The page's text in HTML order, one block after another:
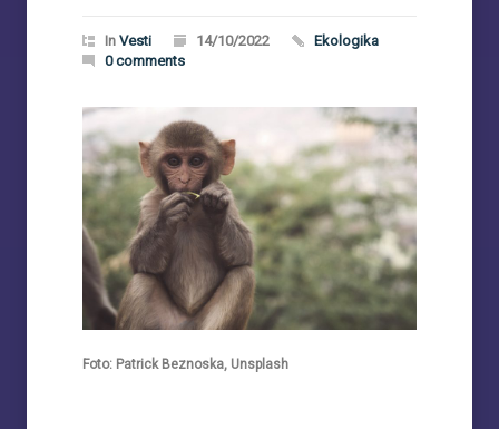
In Vesti 14/10/2022
Ekologika
0 comments
Foto: Patrick Beznoska, Unsplash